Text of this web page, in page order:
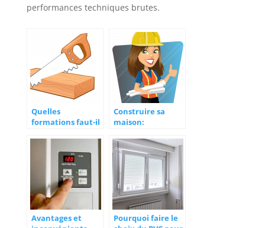
performances techniques brutes.
Quelles
formations faut-il
menuiserie?
Construire sa
maison:
plan architectural
Avantages et
Pourquoi faire le